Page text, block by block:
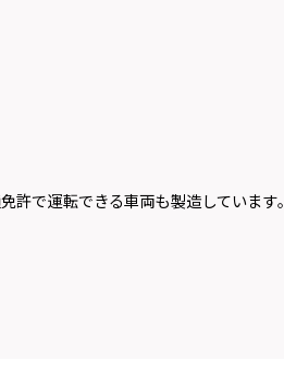
許で運転できる車両も製造しています。